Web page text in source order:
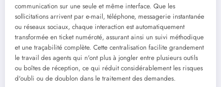
communication sur une seule et même interface. Que les
sollicitations arrivent par e-mail, téléphone, messagerie instantanée
ou réseaux sociaux, chaque interaction est automatiquement
transformée en ticket numéroté, assurant ainsi un suivi méthodique
et une traçabilité complète. Cette centralisation facilite grandement
le travail des agents qui n'ont plus à jongler entre plusieurs outils
ou boîtes de réception, ce qui réduit considérablement les risques
d'oubli ou de doublon dans le traitement des demandes.